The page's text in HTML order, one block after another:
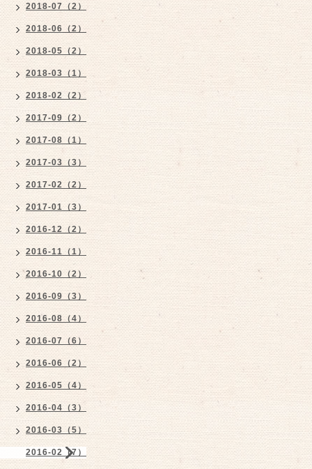
2018-07（2）
2018-06（2）
2018-05（2）
2018-03（1）
2018-02（2）
2017-09（2）
2017-08（1）
2017-03（3）
2017-02（2）
2017-01（3）
2016-12（2）
2016-11（1）
2016-10（2）
2016-09（3）
2016-08（4）
2016-07（6）
2016-06（2）
2016-05（4）
2016-04（3）
2016-03（5）
2016-02（7）